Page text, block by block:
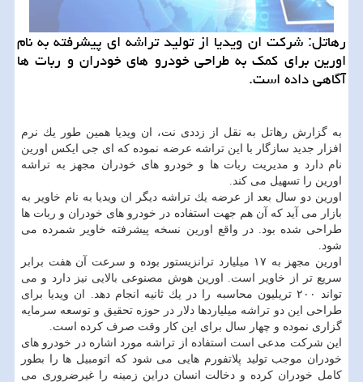
رهاتل: شركت ان ویدیا از تولید تراشه ای پیشرفته به نام
اورین برای كمك به طراحی خودرو های خودران و ربات ها
آگاهی داده است.
به گزارش رهاتل به نقل از زددی نت، ان ویدیا همین طور یك نرم
افزار جدید سازگار با این تراشه عرضه نموده كه ای جی ایكس اورین
نام دارد و مدیریت ربات ها و خودرو های خودران مجهز به تراشه
اورین را تسهیل می كند.
اورین دو سال بعد از عرضه یك تراشه دیگر ان ویدیا به نام خاویر به
بازار می آید كه آن هم جهت استفاده در خودرو های خودران و ربات ها
طراحی شده بود. در واقع اورین نسخه پیشرفته خاویر شمرده می
شود.
اورین مجهز به ۱۷ میلیارد ترانزیستور بوده و سرعت آن هفت برابر
سریع تر از خاویر است. اورین هوش مصنوعی بالایی نیز دارد و می
تواند ۲۰۰ تریلیون محاسبه را در یك ثانیه انجام دهد. ان ویدیا برای
طراحی این دو تراشه میلیاردها دلار در حوزه تحقیق و توسعه سرمایه
گزاری نموده و چهار سال برای این كار وقت صرف كرده است.
این شركت مدعی است استفاده از تراشه مورد اشاره در خودرو های
خودران موجب تولید پلاتفورم هایی می شود كه اتومبیل ها را بطور
كامل خودران كرده و دخالت انسان دراین زمینه را غیرضروری می